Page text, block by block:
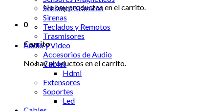
No hay productos en el carrito.
0
Carrito
No hay productos en el carrito.
Sensores Sismicos
Sirenas
Teclados y Remotos
Trasmisores
Audio y Video
Accesorios de Audio
Cables
Hdmi
Extensores
Soportes
Led